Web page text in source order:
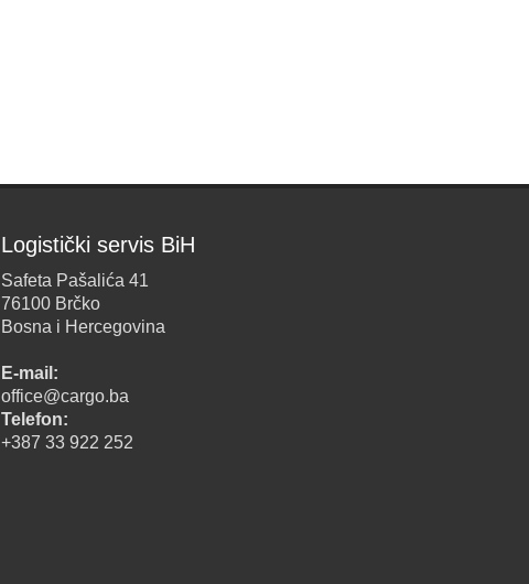
Logistički servis BiH
Safeta Pašalića 41
76100 Brčko
Bosna i Hercegovina
E-mail:
office@cargo.ba
Telefon:
+387 33 922 252